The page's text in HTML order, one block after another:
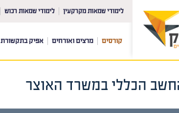
לימודי שמאות מקרקעין לימודי שמאות רכוש
קורסים מרצים ואורחים אפיק בתקשורת
הכללי במשרד האוצר